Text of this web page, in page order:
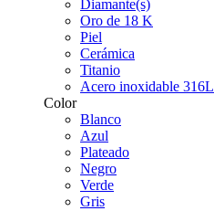
Diamante(s)
Oro de 18 K
Piel
Cerámica
Titanio
Acero inoxidable 316L
Color
Blanco
Azul
Plateado
Negro
Verde
Gris